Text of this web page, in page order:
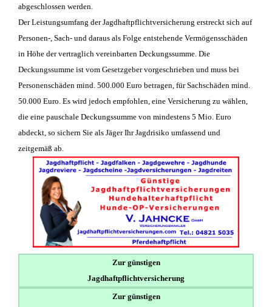
abgeschlossen werden.
Der Leistungsumfang der Jagdhaftpflichtversicherung erstreckt sich auf
Personen-, Sach- und daraus als Folge entstehende Vermögensschäden
in Höhe der vertraglich vereinbarten Deckungssumme. Die
Deckungssumme ist vom Gesetzgeber vorgeschrieben und muss bei
Personenschäden mind. 500.000 Euro betragen, für Sachschäden mind.
50.000 Euro. Es wird jedoch empfohlen, eine Versicherung zu wählen,
die eine pauschale Deckungssumme von mindestens 5 Mio. Euro
abdeckt, so sichern Sie als Jäger Ihr Jagdrisiko umfassend und
zeitgemäß ab.
Zur günstigen
Jagdhaftpflichtversicherung
Zur günstigen